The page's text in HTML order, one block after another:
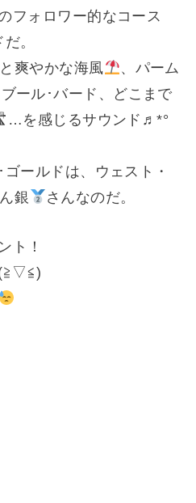
フォロワー的なコース
。
と爽やかな海風
、パーム
ール･バード、どこまで
を感じるサウンド♬*°
ールドは、ウェスト・
銀 さんなのだ。
ト！
(≧▽≦)